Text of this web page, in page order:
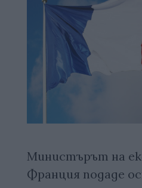
Министърът на
Франция подаде